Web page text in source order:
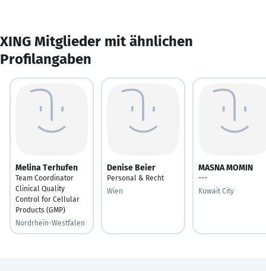
XING Mitglieder mit ähnlichen
Profilangaben
Melina Terhufen
Team Coordinator
Clinical Quality
Control for Cellular
Products (GMP)
Nordrhein-Westfalen
Denise Beier
Personal & Recht
Wien
MASNA MOMIN
---
Kuwait City